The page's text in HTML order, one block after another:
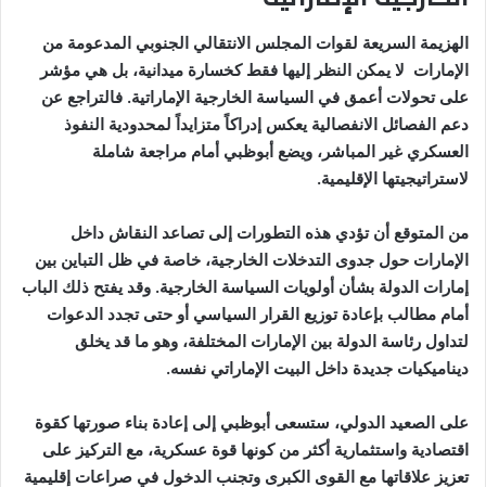
الهزيمة السريعة لقوات المجلس الانتقالي الجنوبي المدعومة من
الإمارات لا يمكن النظر إليها فقط كخسارة ميدانية، بل هي مؤشر
على تحولات أعمق في السياسة الخارجية الإماراتية. فالتراجع عن
دعم الفصائل الانفصالية يعكس إدراكاً متزايداً لمحدودية النفوذ
العسكري غير المباشر، ويضع أبوظبي أمام مراجعة شاملة
لاستراتيجيتها الإقليمية.
من المتوقع أن تؤدي هذه التطورات إلى تصاعد النقاش داخل
الإمارات حول جدوى التدخلات الخارجية، خاصة في ظل التباين بين
إمارات الدولة بشأن أولويات السياسة الخارجية. وقد يفتح ذلك الباب
أمام مطالب بإعادة توزيع القرار السياسي أو حتى تجدد الدعوات
لتداول رئاسة الدولة بين الإمارات المختلفة، وهو ما قد يخلق
ديناميكيات جديدة داخل البيت الإماراتي نفسه.
على الصعيد الدولي، ستسعى أبوظبي إلى إعادة بناء صورتها كقوة
اقتصادية واستثمارية أكثر من كونها قوة عسكرية، مع التركيز على
تعزيز علاقاتها مع القوى الكبرى وتجنب الدخول في صراعات إقليمية